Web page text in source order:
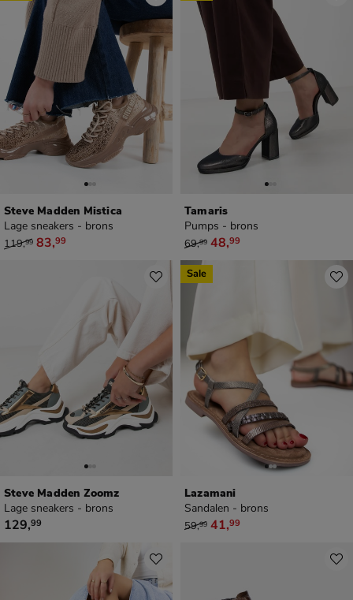
Steve Madden Mistica
Lage sneakers - brons
van € 119,99 voor € 83,99
119,99 83,99
Tamaris
Pumps - brons
van € 69,99 voor € 48,99
69,99 48,99
Steve Madden Zoomz
Lage sneakers - brons
€ 129,99
129,99
Lazamani
Sandalen - brons
van € 59,99 voor € 41,99
59,99 41,99
Sale